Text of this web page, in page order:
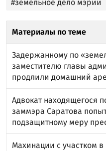
#земельное дело мэрии
Материалы по теме
Задержанному по
заместителю главы
продлили домашний
Адвокат находящегося
заммэра Саратова
подзащитному меру
Махинации с участком